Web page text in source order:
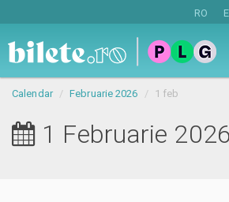
RO
Calendar Februarie 2026 1 feb
1 Februarie 2026